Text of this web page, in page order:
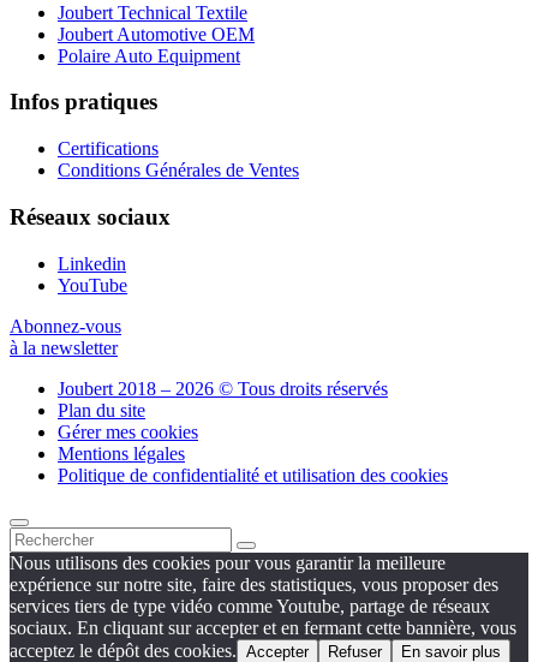
Joubert Technical Textile
Joubert Automotive OEM
Polaire Auto Equipment
Infos pratiques
Certifications
Conditions Générales de Ventes
Réseaux sociaux
Linkedin
YouTube
Abonnez-vous
à la newsletter
Joubert 2018 – 2026 © Tous droits réservés
Plan du site
Gérer mes cookies
Mentions légales
Politique de confidentialité et utilisation des cookies
Nous utilisons des cookies pour vous garantir la meilleure
expérience sur notre site, faire des statistiques, vous proposer des
services tiers de type vidéo comme Youtube, partage de réseaux
sociaux. En cliquant sur accepter et en fermant cette bannière, vous
acceptez le dépôt des cookies. Accepter Refuser En savoir plus